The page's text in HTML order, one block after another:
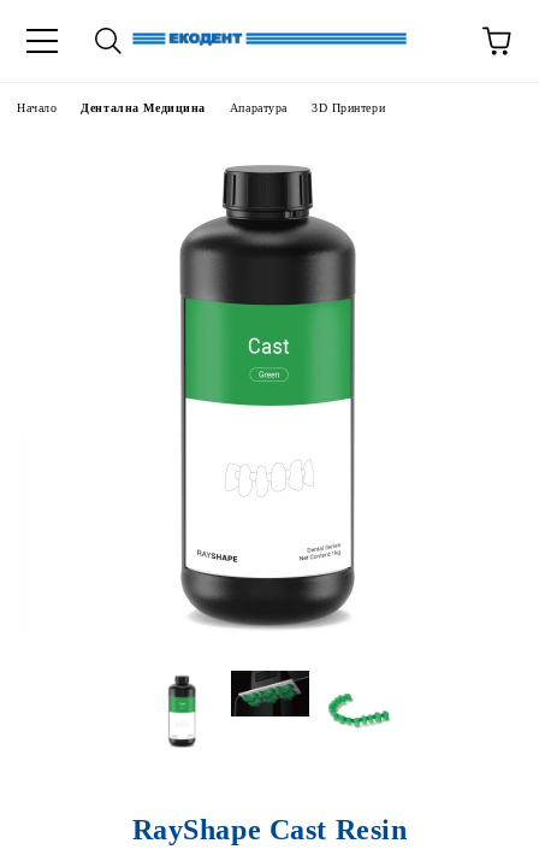
Начало Дентална Медицина Апаратура 3D Принтери
RayShape Cast Resin